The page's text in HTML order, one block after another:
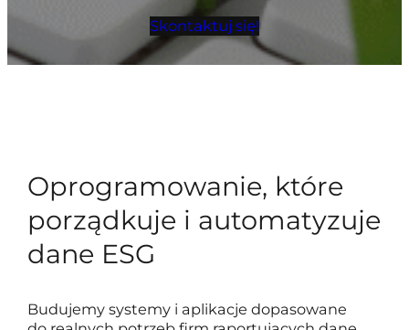
Skontaktuj się!
Oprogramowanie, które
porządkuje i automatyzuje
dane ESG
Budujemy systemy i aplikacje dopasowane